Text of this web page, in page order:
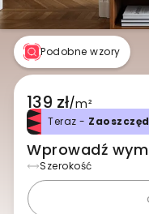
Podobne wzory
139 zł/m²
Teraz -
Wprowadź
Szerokość